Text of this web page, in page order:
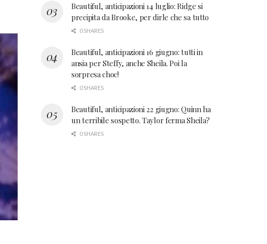
Beautiful, anticipazioni 14 luglio: Ridge si
precipita da Brooke, per dirle che sa tutto
0 SHARES
Beautiful, anticipazioni 16 giugno: tutti in
ansia per Steffy, anche Sheila. Poi la
sorpresa choc!
0 SHARES
Beautiful, anticipazioni 22 giugno: Quinn ha
un terribile sospetto. Taylor ferma Sheila?
0 SHARES